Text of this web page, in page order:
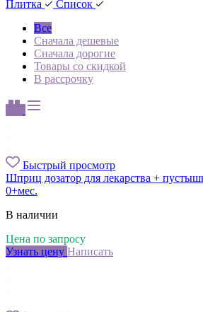
Плитка
Список
Все
Сначала дешевые
Сначала дорогие
Товары со скидкой
В рассрочку
Быстрый просмотр
Шприц дозатор для лекарства +
0+мес.
В наличии
Цена по запросу
Узнать цену Написать